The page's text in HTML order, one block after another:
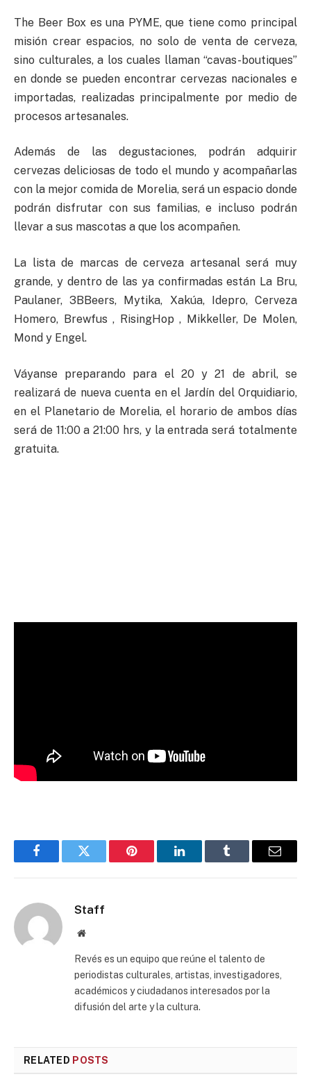
The Beer Box es una PYME, que tiene como principal
misión crear espacios, no solo de venta de cerveza,
sino culturales, a los cuales llaman “cavas-boutiques”
en donde se pueden encontrar cervezas nacionales e
importadas, realizadas principalmente por medio de
procesos artesanales.
Además de las degustaciones, podrán adquirir
cervezas deliciosas de todo el mundo y acompañarlas
con la mejor comida de Morelia, será un espacio donde
podrán disfrutar con sus familias, e incluso podrán
llevar a sus mascotas a que los acompañen.
La lista de marcas de cerveza artesanal será muy
grande, y dentro de las ya confirmadas están La Bru,
Paulaner, 3BBeers, Mytika, Xakúa, Idepro, Cerveza
Homero, Brewfus , RisingHop , Mikkeller, De Molen,
Mond y Engel.
Váyanse preparando para el 20 y 21 de abril, se
realizará de nueva cuenta en el Jardín del Orquidiario,
en el Planetario de Morelia, el horario de ambos días
será de 11:00 a 21:00 hrs, y la entrada será totalmente
gratuita.
FacebookTwitter Pinterest LinkedInTumblr Email
Staff
Website
Revés es un equipo que reúne el talento de
periodistas culturales, artistas, investigadores,
académicos y ciudadanos interesados por la
difusión del arte y la cultura.
RELATED POSTS